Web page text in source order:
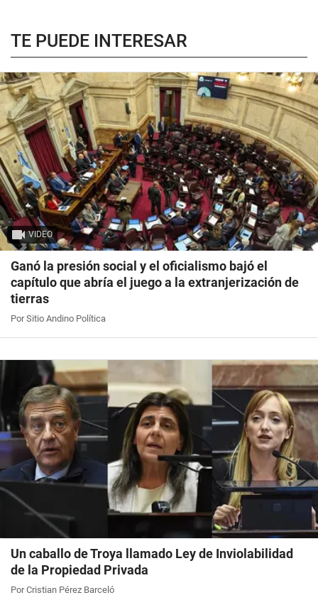
TE PUEDE INTERESAR
VIDEO
Ganó la presión social y el oficialismo bajó el
capítulo que abría el juego a la extranjerización de
tierras
Por Sitio Andino Política
Un caballo de Troya llamado Ley de Inviolabilidad
de la Propiedad Privada
Por Cristian Pérez Barceló